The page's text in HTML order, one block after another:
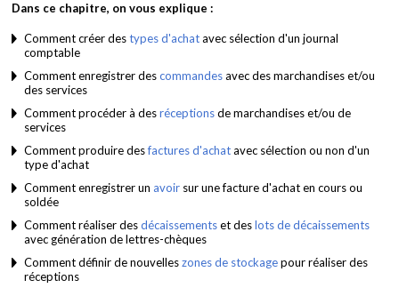
Dans ce chapitre, on vous explique :
Comment créer destypes d'achatavec sélection d'un journal
comptable
Comment enregistrer descommandesavec des marchandises et/ou
des services
Comment procéder à desréceptionsde marchandises et/ou de
services
Comment produire desfactures d'achatavec sélection ou non d'un
type d'achat
Comment enregistrer un avoir sur une facture d'achat en cours ou
soldée
Comment réaliser desdécaissementset deslots de décaissements
avec génération de lettres-chèques
Comment définir de nouvelleszones de stockagepour réaliser des
réceptions